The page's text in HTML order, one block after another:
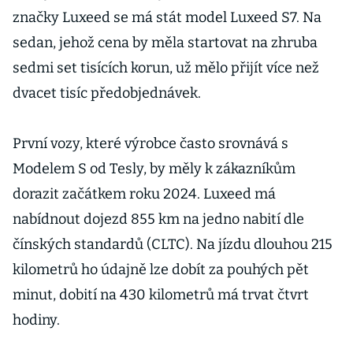
značky Luxeed se má stát model Luxeed S7. Na
sedan, jehož cena by měla startovat na zhruba
sedmi set tisících korun, už mělo přijít více než
dvacet tisíc předobjednávek.
První vozy, které výrobce často srovnává s
Modelem S od Tesly, by měly k zákazníkům
dorazit začátkem roku 2024. Luxeed má
nabídnout dojezd 855 km na jedno nabití dle
čínských standardů (CLTC). Na jízdu dlouhou 215
kilometrů ho údajně lze dobít za pouhých pět
minut, dobití na 430 kilometrů má trvat čtvrt
hodiny.